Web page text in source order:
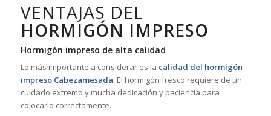
VENTAJAS DEL
HORMIGÓN IMPRESO
Hormigón impreso de alta calidad
Lo más importante a considerar es la calidad del hormigón
impreso Cabezamesada. El hormigón fresco requiere de un
cuidado extremo y mucha dedicación y paciencia para
colocarlo correctamente.